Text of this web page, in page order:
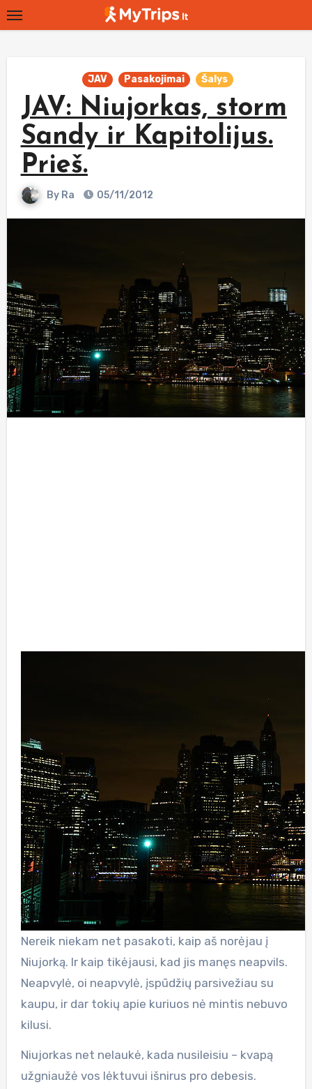
Skip
to
JAV Pasakojimai Šalys
JAV: Niujorkas, storm
Sandy ir Kapitolijus.
Prieš.
By Ra 05/11/2012
Nereik niekam net pasakoti, kaip aš norėjau į
Niujorką. Ir kaip tikėjausi, kad jis manęs neapvils.
Neapvylė, oi neapvylė, įspūdžių parsivežiau su
kaupu, ir dar tokių apie kuriuos nė mintis nebuvo
kilusi.
Niujorkas net nelaukė, kada nusileisiu – kvapą
užgniaužė vos lėktuvui išnirus pro debesis.